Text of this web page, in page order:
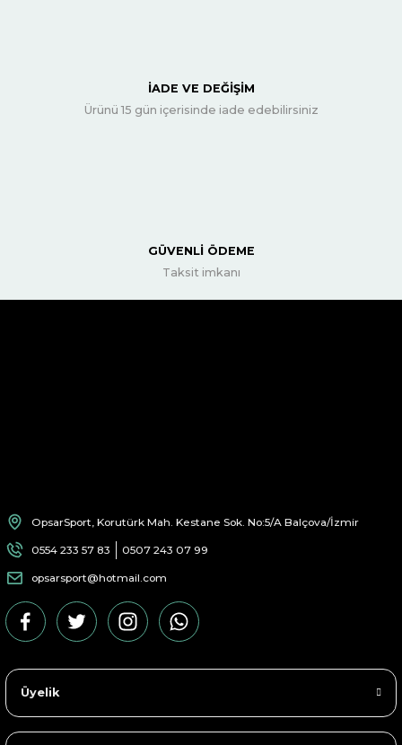
İADE VE DEĞİŞİM
Ürünü 15 gün içerisinde iade edebilirsiniz
GÜVENLİ ÖDEME
Taksit imkanı
OpsarSport, Korutürk Mah. Kestane Sok. No:5/A Balçova/İzmir
0554 233 57 83 0507 243 07 99
opsarsport@hotmail.com
Üyelik